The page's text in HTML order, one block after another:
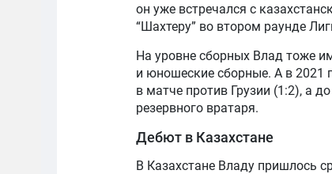
он уже встречался с
“Шахтеру” во втором раунде
На уровне сборных Влад тоже
и юношеские сборные. А в 2021
в матче против Грузии (1:2), а
резервного вратаря.
Дебют в Казахстане
В Казахстане Владу пришлось